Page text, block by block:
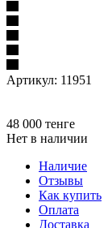
Артикул: 11951
48 000 тенге
Нет в наличии
Наличие
Отзывы
Как купить
Оплата
Доставка